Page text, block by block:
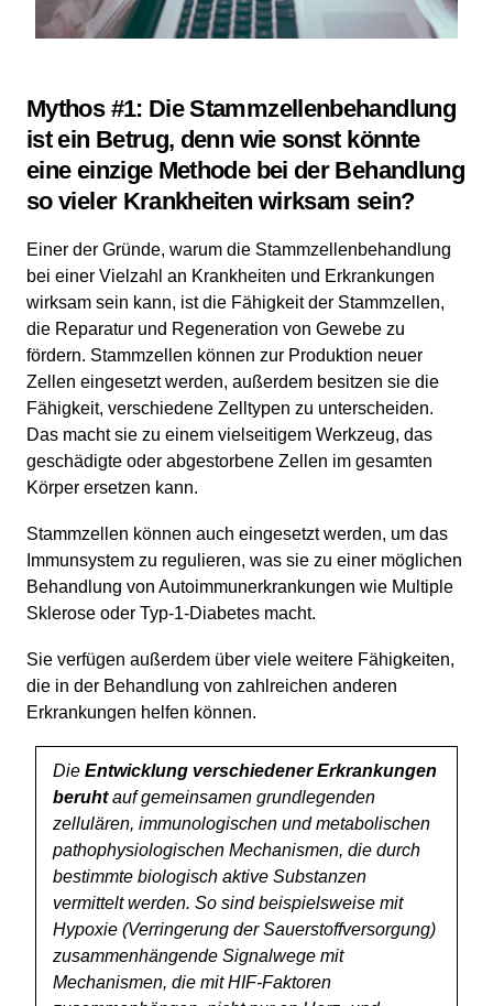
Mythos #1: Die Stammzellenbehandlung
ist ein Betrug, denn wie sonst könnte
eine einzige Methode bei der Behandlung
so vieler Krankheiten wirksam sein?
Einer der Gründe, warum die Stammzellenbehandlung
bei einer Vielzahl an Krankheiten und Erkrankungen
wirksam sein kann, ist die Fähigkeit der Stammzellen,
die Reparatur und Regeneration von Gewebe zu
fördern. Stammzellen können zur Produktion neuer
Zellen eingesetzt werden, außerdem besitzen sie die
Fähigkeit, verschiedene Zelltypen zu unterscheiden.
Das macht sie zu einem vielseitigem Werkzeug, das
geschädigte oder abgestorbene Zellen im gesamten
Körper ersetzen kann.
Stammzellen können auch eingesetzt werden, um das
Immunsystem zu regulieren, was sie zu einer möglichen
Behandlung von Autoimmunerkrankungen wie Multiple
Sklerose oder Typ-1-Diabetes macht.
Sie verfügen außerdem über viele weitere Fähigkeiten,
die in der Behandlung von zahlreichen anderen
Erkrankungen helfen können.
Die Entwicklung verschiedener Erkrankungen
beruhtauf gemeinsamen grundlegenden
zellulären, immunologischen und metabolischen
pathophysiologischen Mechanismen, die durch
bestimmte biologisch aktive Substanzen
vermittelt werden. So sind beispielsweise mit
Hypoxie (Verringerung der Sauerstoffversorgung)
zusammenhängende Signalwege mit
Mechanismen, die mit HIF-Faktoren